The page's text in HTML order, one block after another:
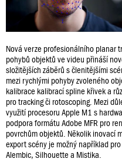
Nová verze profesionálního planar
pohybů objektů ve videu přináší
složitějších záběrů s členitějšími
mezi rychlými pohyby zvoleného
kalibrace kalibrací spline křivek a
pro tracking či rotoscoping. Mezi
využití procesoru Apple M1 s
podpora formátu Adobe MFR pro
povrchům objektů. Několik inovací
export scény je možný například
Alembic, Silhouette a Mistika.